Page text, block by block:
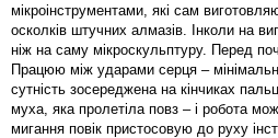
мікроінструментами, які сам
осколків штучних алмазів. Інколи на
ніж на саму мікроскульптуру. Перед
Працюю між ударами серця –
сутність зосереджена на кінчиках
муха, яка пролетіла повз – і робота
мигання повік пристосовую до руху